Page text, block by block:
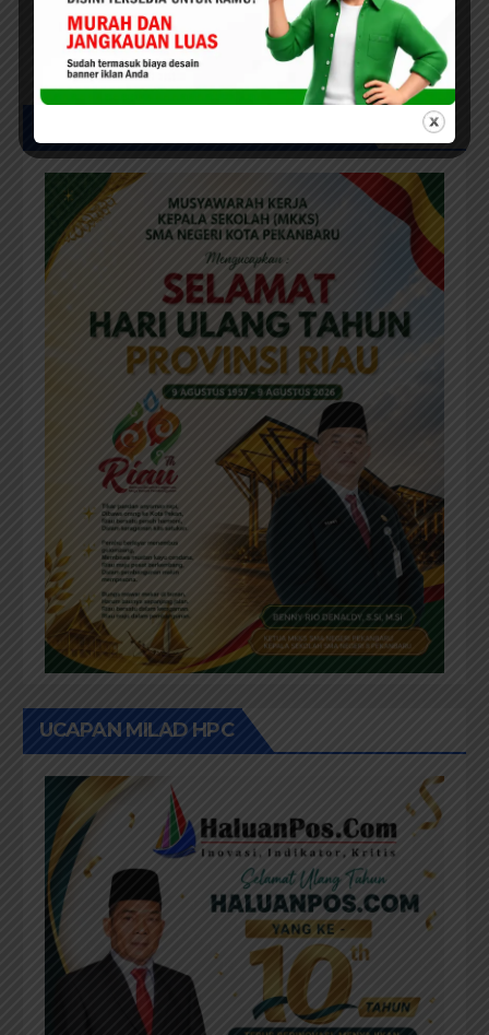
Sekretaris Komisi III DPRD
Pekanbaru, Abu Bakar ; Minta
Pemko Pekanbaru Berikan
Seragam Gratis Bagi Siswa SD
UCAPAN MILAD HPC